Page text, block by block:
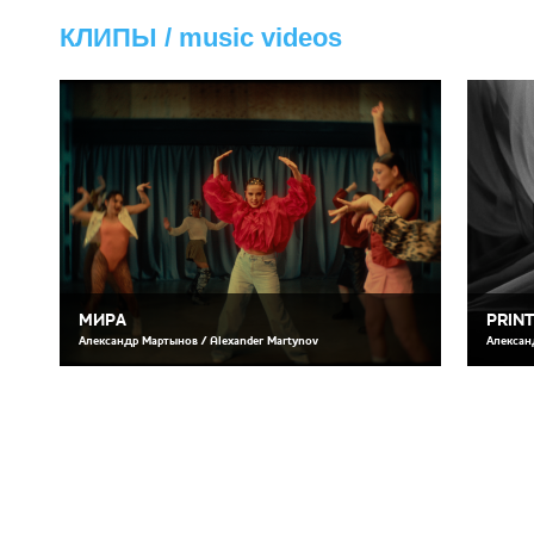
КЛИПЫ / music videos
МИРА
Александр Мартынов / Alexander Martynov